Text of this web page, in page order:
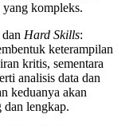
yang kompleks.
dan Hard Skills:
keterampilan
kritis, sementara
analisis data dan
keduanya akan
dan lengkap.